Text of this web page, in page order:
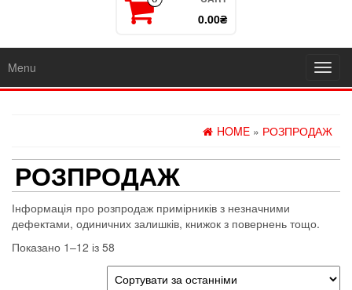
0.00₴
Menu
HOME » РОЗПРОДАЖ
РОЗПРОДАЖ
Інформація про розпродаж примірників з незначними
дефектами, одиничних залишків, книжок з повернень тощо.
Показано 1–12 із 58
by
latest